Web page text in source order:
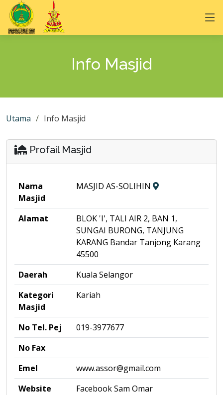
Info Masjid
Utama Info Masjid
Profail Masjid
Nama
Masjid
MASJID AS-SOLIHIN
Alamat
BLOK 'I', TALI AIR 2, BAN 1,
SUNGAI BURONG, TANJUNG
KARANG Bandar Tanjong Karang
45500
Daerah
Kuala Selangor
Kategori
Masjid
Kariah
No Tel. Pej
019-3977677
No Fax
Emel
www.assor@gmail.com
Website
Facebook Sam Omar